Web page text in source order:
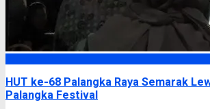
HUT ke-68 Palangka Raya Semarak
Palangka Festival